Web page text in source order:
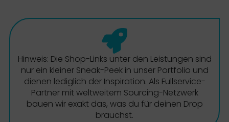
Hinweis: Die Shop-Links unter den Leistungen sind
nur ein kleiner Sneak-Peek in unser Portfolio und
dienen lediglich der Inspiration. Als Fullservice-
Partner mit weltweitem Sourcing-Netzwerk
bauen wir exakt das, was du für deinen Drop
brauchst.